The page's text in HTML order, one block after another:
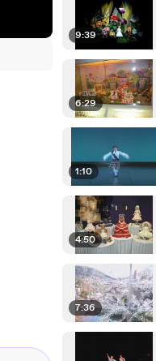
9:39
6:29
1:10
4:50
7:36